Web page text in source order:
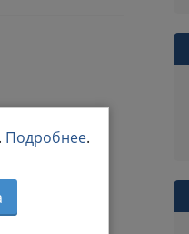
Подробнее.